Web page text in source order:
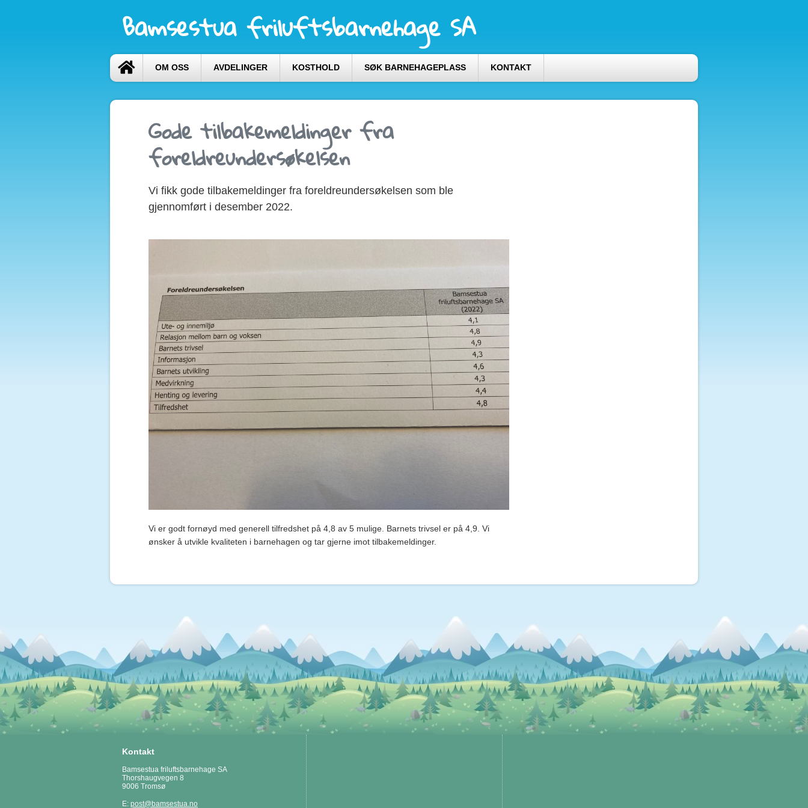
Bamsestua friluftsbarnehage SA
OM OSS AVDELINGER KOSTHOLD SØK BARNEHAGEPLASS KONTAKT
Gode tilbakemeldinger fra
foreldreundersøkelsen
Vi fikk gode tilbakemeldinger fra foreldreundersøkelsen som ble
gjennomført i desember 2022.
Vi er godt fornøyd med generell tilfredshet på 4,8 av 5 mulige. Barnets trivsel er på 4,9. Vi
ønsker å utvikle kvaliteten i barnehagen og tar gjerne imot tilbakemeldinger.
Kontakt
Bamsestua friluftsbarnehage SA
Thorshaugvegen 8
9006 Tromsø
E: post@bamsestua.no